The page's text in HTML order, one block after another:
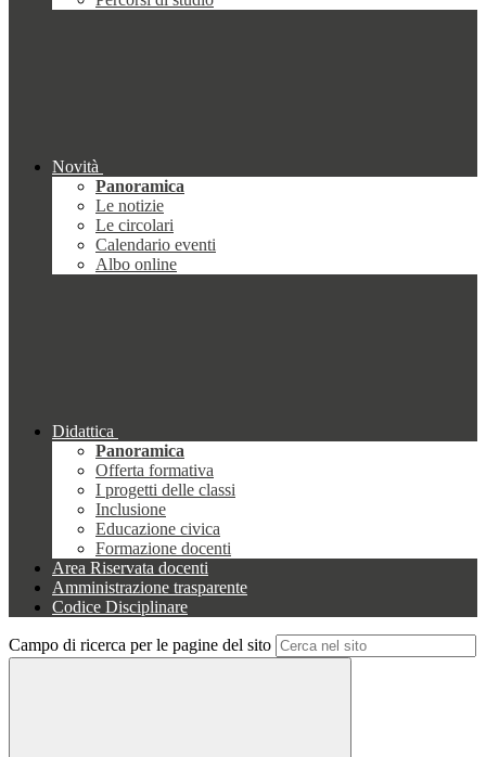
Novità
Panoramica
Le notizie
Le circolari
Calendario eventi
Albo online
Didattica
Panoramica
Offerta formativa
I progetti delle classi
Inclusione
Educazione civica
Formazione docenti
Area Riservata docenti
Amministrazione trasparente
Codice Disciplinare
Campo di ricerca per le pagine del sito